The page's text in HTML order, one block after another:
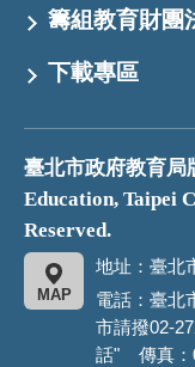
籌組教育財團
下載專區
臺北市政府教育局
Education, Taipei
Reserved.
地址：臺北
MAP
電話：臺北
市請撥02-
話" 傳真：